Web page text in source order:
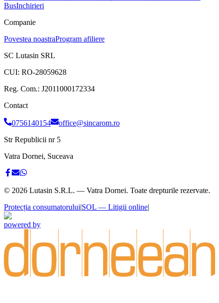
BusInchirieri
Companie
Povestea noastraProgram afiliere
SC Lutasin SRL
CUI: RO-28059628
Reg. Com.: J2011000172334
Contact
0756140154
office@sincarom.ro
Str Republicii nr 5
Vatra Dornei, Suceava
© 2026 Lutasin S.R.L. — Vatra Dornei. Toate drepturile rezervate.
Protecția consumatorului|SOL — Litigii online|
powered by